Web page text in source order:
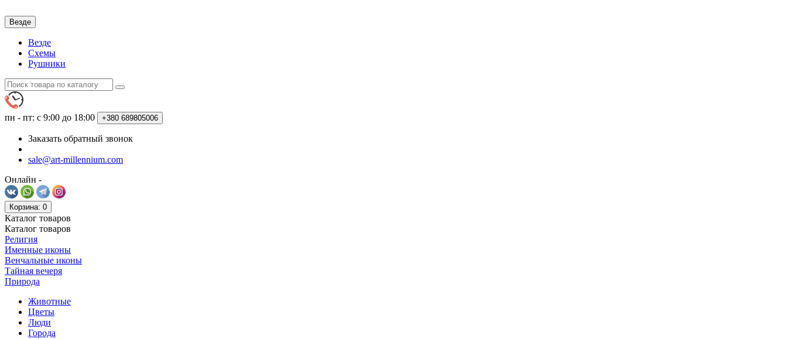
Везде
Везде
Схемы
Рушники
пн - пт: с 9:00 до 18:00 +380 689805006
Заказать обратный звонок
sale@art-millennium.com
Онлайн -
Корзина: 0
Каталог товаров
Каталог товаров
Религия
Именные иконы
Венчальные иконы
Тайная вечеря
Природа
Животные
Цветы
Люди
Города